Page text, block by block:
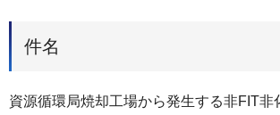
件名
資源循環局焼却工場から発生する非FIT非